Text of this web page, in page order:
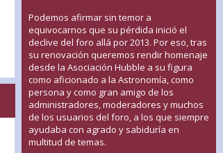
Podemos afirmar sin temor a
equivocarnos que su pérdida inició el
declive del foro allá por 2013. Por eso, tras
su renovación queremos rendir homenaje
desde la Asociación Hubble a su figura
como aficionado a la Astronomía, como
persona y como gran amigo de los
administradores, moderadores y muchos
de los usuarios del foro, a los que siempre
ayudaba con agrado y sabiduría en
multitud de temas.